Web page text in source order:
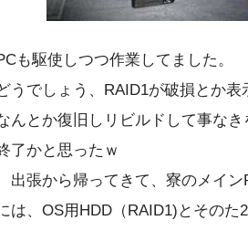
も駆使しつつ作業してました。
うでしょう、RAID1が破損とか
んとか復旧しリビルドして事な
了かと思ったｗ
出張から帰ってきて、寮のメイン
は、OS用HDD（RAID1)とその